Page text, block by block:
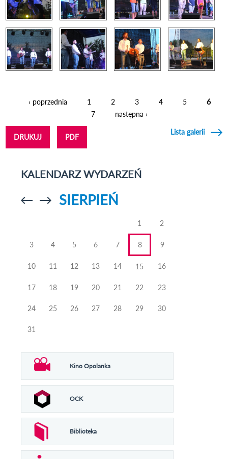
‹ poprzednia 1 2 3 4 5
6
7
następna ›
DRUKUJ PDF
Lista galerii
KALENDARZ WYDARZEŃ
Przejdź doPrzejdź do
SIERPIEŃ
1 2
3 4 5 6 7 8 9
10 11 12 13 14 15 16
17 18 19 20 21 22 23
24 25 26 27 28 29 30
31
Kino Opolanka
OCK
Biblioteka